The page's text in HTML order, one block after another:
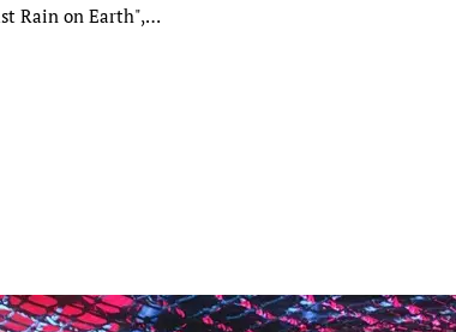
Rain on Earth",…